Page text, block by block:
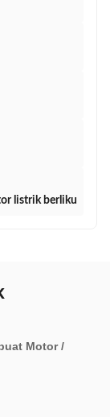
listrik berliku
Motor /